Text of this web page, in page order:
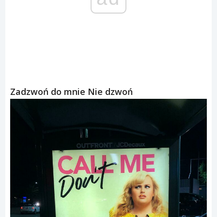
Zadzwoń do mnie Nie dzwoń